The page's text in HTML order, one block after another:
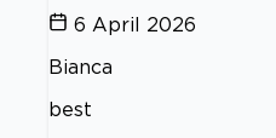
6 April 2026
Bianca
best